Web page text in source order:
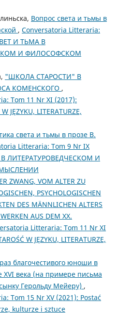
Вопрос света и тьмы в
, Conversatoria Litteraria:
И ТЬМА В
И ФИЛОСОФСКОМ
"ШКОЛА СТАРОСТИ" В
КОМЕНСКОГО ,
Tom 11 Nr XI (2017):
JĘZYKU, LITERATURZE,
света и тьмы в прозе В.
Litteraria: Tom 9 Nr IX
В ЛИТЕРАТУРОВЕДЧЕСКОМ И
ZWANG, VOM ALTER ZU
PSYCHOLOGISCHEN
DES MÄNNLICHEN ALTERS
AUS DEM XX.
Litteraria: Tom 11 Nr XI
W JĘZYKU, LITERATURZE,
благочестивого юноши в
века (на примере письма
Герольду Мейеру) ,
Tom 15 Nr XV (2021): Postać
kulturze i sztuce